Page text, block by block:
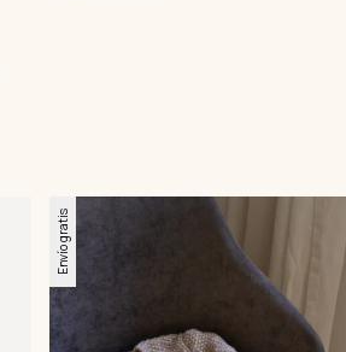
Envío gratis